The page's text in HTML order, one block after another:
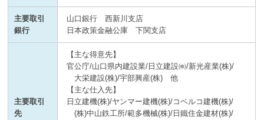
主要取引
銀行
山口銀行 西新川支店
日本政策金融公庫 下関支店
主要取引
先
【主な得意先】
官公庁/山口県内建設業/日立建設㈱/新光産業(株)/
大栄建設(株)/宇部興産(株) 他
【主な仕入先】
日立建機(株)/ヤンマー建機(株)/コベルコ建機(株)/
(株)中山鉄工所/範多機械(株)/日鐵住金建材(株)/